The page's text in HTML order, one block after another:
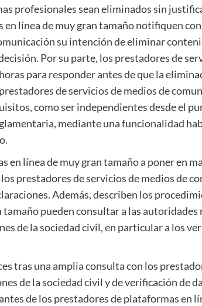
profesionales sean eliminados sin
línea de muy gran tamaño notifiquen
su intención de eliminar
Por su parte, los prestadores de
para responder antes de que la
de servicios de medios de
como ser independientes desde el
mediante una funcionalidad
en línea de muy gran tamaño a poner en
prestadores de servicios de medios de
Además, describen los
pueden consultar a las autoridades
de la sociedad civil, en particular a los
tras una amplia consulta con los
de la sociedad civil y de verificación de
de los prestadores de plataformas en